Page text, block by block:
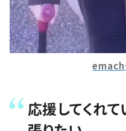
応援してくれ